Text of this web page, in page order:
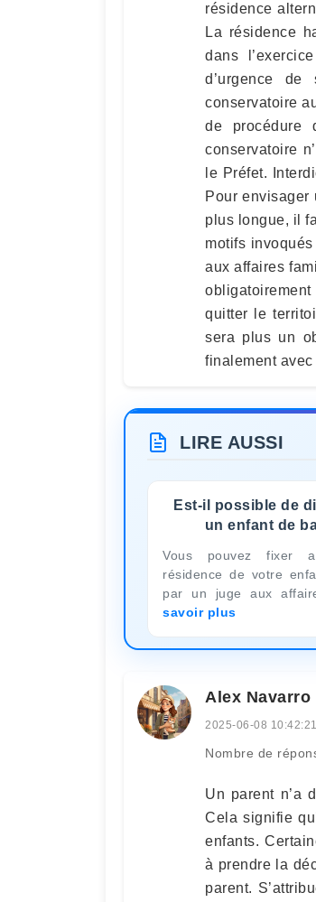
résidence
La résidence
dans
d’urgence
conservatoire
de procédure
conservatoire
le Préfet.
Pour envisager
plus longue, il
motifs
aux affaires
quitter le
sera plus un
finalement
LIRE AUSSI
Est-il possible de
un enfant de
Vous pouvez fixer
résidence de votre
par un juge aux
savoir plus
Alex Navarro
2025-06-08 10:42:21
Nombre de
Un parent n’a
Cela signifie
enfants.
à prendre la
parent.